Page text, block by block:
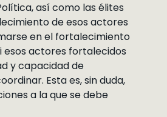
así como las élites
de esos actores
en el fortalecimiento
esos actores fortalecidos
y capacidad de
Esta es, sin duda,
a la que se debe